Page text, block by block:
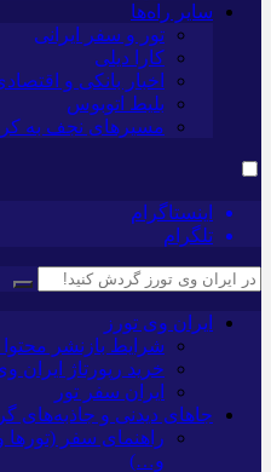
سایر راه‌ها
تور و سفر ایرانی
کارا دیلی
اخبار بانکی و
بلیط اتوبوس
مسیرهای نجف به
اینستاگرام
تلگرام
ایران وی تورز
شرایط بازنشر محتوا
خرید رپورتاژ ایران
ایران سفر تور
جاهای دیدنی و جاذبه‌های
راهنمای سفر
و…)